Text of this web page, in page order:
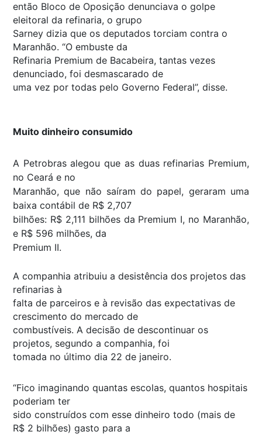
então Bloco de Oposição denunciava o golpe
eleitoral da refinaria, o grupo
Sarney dizia que os deputados torciam contra o
Maranhão. “O embuste da
Refinaria Premium de Bacabeira, tantas vezes
denunciado, foi desmascarado de
uma vez por todas pelo Governo Federal”, disse.
Muito dinheiro consumido
A Petrobras alegou que as duas refinarias Premium,
no Ceará e no
Maranhão, que não saíram do papel, geraram uma
baixa contábil de R$ 2,707
bilhões: R$ 2,111 bilhões da Premium I, no Maranhão,
e R$ 596 milhões, da
Premium II.
A companhia atribuiu a desistência dos projetos das
refinarias à
falta de parceiros e à revisão das expectativas de
crescimento do mercado de
combustíveis. A decisão de descontinuar os
projetos, segundo a companhia, foi
tomada no último dia 22 de janeiro.
“Fico imaginando quantas escolas, quantos hospitais
poderiam ter
sido construídos com esse dinheiro todo (mais de
R$ 2 bilhões) gasto para a